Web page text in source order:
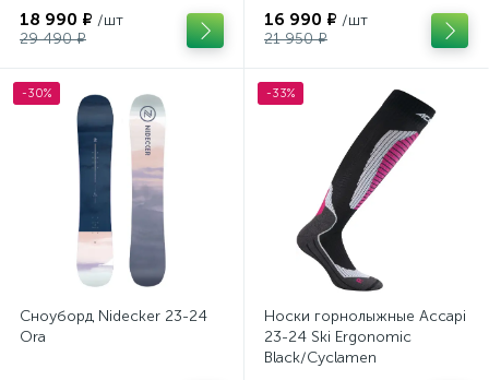
18 990 ₽ /шт
29 490 ₽
16 990 ₽ /шт
21 950 ₽
-30%
Сноуборд Nidecker 23-24
Ora
-33%
Носки горнолыжные Accapi
23-24 Ski Ergonomic
Black/Cyclamen